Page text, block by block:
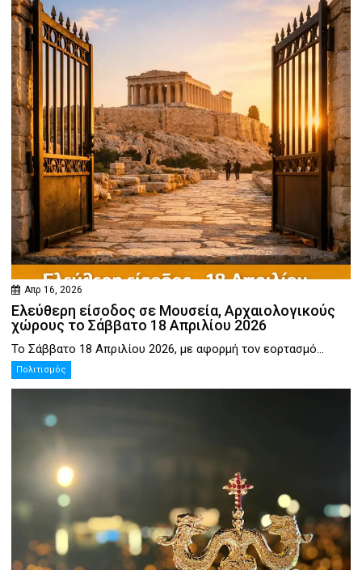
Απρ 16, 2026
Ελεύθερη είσοδος σε Μουσεία, Αρχαιολογικούς
χώρους το Σάββατο 18 Απριλίου 2026
Το Σάββατο 18 Απριλίου 2026, με αφορμή τον εορτασμό...
Πολιτισμός